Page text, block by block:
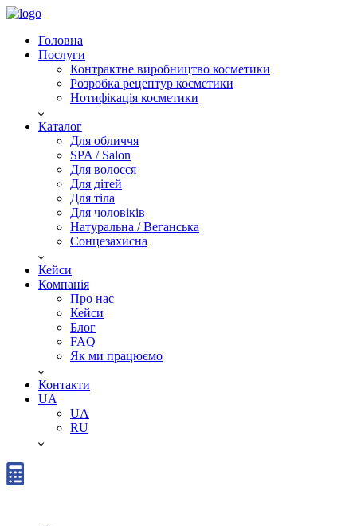
Головна
Послуги
Контрактне виробництво косметики
Розробка рецептур косметики
Нотифікація косметики
Каталог
Для обличчя
SPA / Salon
Для волосся
Для дітей
Для тіла
Для чоловіків
Натуральна / Веганська
Сонцезахисна
Кейси
Компанія
Про нас
Кейси
Блог
FAQ
Як ми працюємо
Контакти
UA
UA
RU